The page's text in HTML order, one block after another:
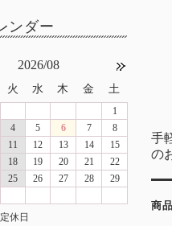
手
の
商
2026/08
火 水 木 金 土
1
4 5 6 7
8
11 12 13 14
15
18 19 20 21
22
25 26 27 28
29
定休日